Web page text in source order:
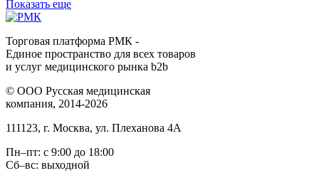
Показать еще
Торговая платформа РМК -
Единое пространство для всех товаров
и услуг медицинского рынка b2b
© ООО Русская медицинская
компания, 2014-2026
111123, г. Москва, ул. Плеханова 4А
Пн–пт: с 9:00 до 18:00
Сб–вс: выходной